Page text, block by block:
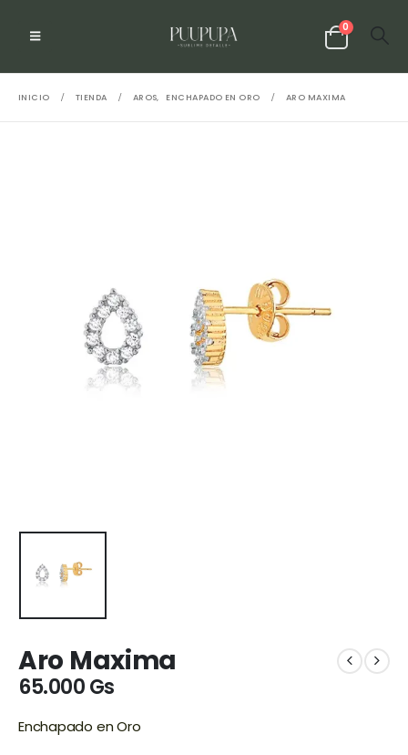
0
INICIO TIENDA AROS, ENCHAPADO EN ORO ARO MAXIMA
Aro Maxima
65.000Gs
Enchapado en Oro